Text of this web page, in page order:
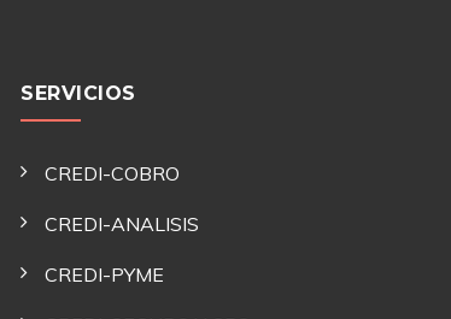
SERVICIOS
CREDI-COBRO
CREDI-ANALISIS
CREDI-PYME